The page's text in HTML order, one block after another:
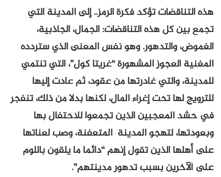
هذه التناقضات تؤكد فكرة الرمز.. إلى المدينة التي
تجمع بين كل هذه التناقضات: الجمال، الجاذبية،
الغموض، والتدهور. وهو نفس المعنى الذي ستردده
المغنية العجوز المشهورة “غريتا كول”، التي تنتمي
للمدينة، والتي غادرتها من عقود، ثم عادت إليها
للترويج لها تحت إغراء المال، لكنها بدلا من ذلك، تنفجر
في حشد المعجبين الذين تجمعوا للاحتفال بها
وبعودتها، لتهجو المدينة المتعفنة، وصب لعناتها
على أهلها الذين تقول إنهم “دائما ما يلقون باللوم
على الآخرين بسبب تدهور مدينتهم”.